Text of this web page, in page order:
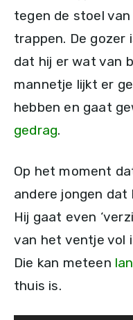
tegen de stoel
trappen. De gozer
dat hij er wat van
mannetje lijkt er
hebben en gaat
gedrag.
Op het moment
andere jongen
Hij gaat even
van het ventje vol
Die kan meteen
thuis is.